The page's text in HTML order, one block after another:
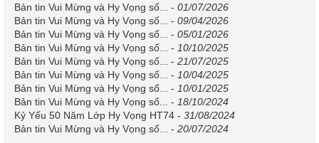
Bản tin Vui Mừng và Hy Vọng số... - 01/07/2026
Bản tin Vui Mừng và Hy Vọng số... - 09/04/2026
Bản tin Vui Mừng và Hy Vọng số... - 05/01/2026
Bản tin Vui Mừng và Hy Vọng số... - 10/10/2025
Bản tin Vui Mừng và Hy Vọng số... - 21/07/2025
Bản tin Vui Mừng và Hy Vọng số... - 10/04/2025
Bản tin Vui Mừng và Hy Vọng số... - 10/01/2025
Bản tin Vui Mừng và Hy Vọng số... - 18/10/2024
Kỷ Yếu 50 Năm Lớp Hy Vọng HT74 - 31/08/2024
Bản tin Vui Mừng và Hy Vọng số... - 20/07/2024